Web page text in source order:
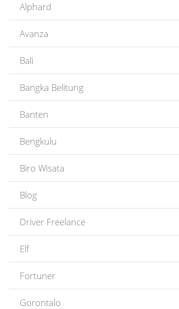
Alphard
Avanza
Bali
Bangka Belitung
Banten
Bengkulu
Biro Wisata
Blog
Driver Freelance
Elf
Fortuner
Gorontalo